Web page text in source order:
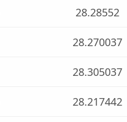
28.28552
28.270037
28.305037
28.217442